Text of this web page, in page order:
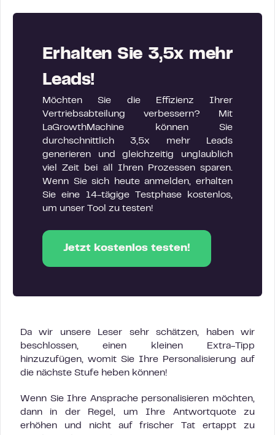
Erhalten Sie 3,5x mehr
Leads!
Möchten Sie die Effizienz Ihrer
Vertriebsabteilung verbessern? Mit
LaGrowthMachine können Sie
durchschnittlich 3,5x mehr Leads
generieren und gleichzeitig unglaublich
viel Zeit bei all Ihren Prozessen sparen.
Wenn Sie sich heute anmelden, erhalten
Sie eine 14-tägige Testphase kostenlos,
um unser Tool zu testen!
Jetzt kostenlos testen!
Da wir unsere Leser sehr schätzen, haben wir
beschlossen, einen kleinen Extra-Tipp
hinzuzufügen, womit Sie Ihre Personalisierung auf
die nächste Stufe heben können!
Wenn Sie Ihre Ansprache personalisieren möchten,
dann in der Regel, um Ihre Antwortquote zu
erhöhen und nicht auf frischer Tat ertappt zu